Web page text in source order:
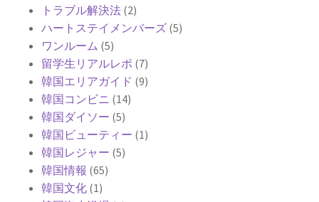
トラブル解決法 (2)
ハートステイメンバーズ (5)
ワンルーム (5)
留学生リアルレポ (7)
韓国エリアガイド (9)
韓国コンビニ (14)
韓国ダイソー (5)
韓国ビューティー (1)
韓国レジャー (5)
韓国情報 (65)
韓国文化 (1)